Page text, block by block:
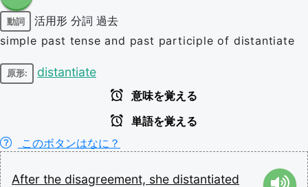
動詞 活用形 分詞 過去
simple past tense and past participle of distantiate
原形: distantiate
意味を覚える
単語を覚える
このボタンはなに？
After the disagreement, she distantiated